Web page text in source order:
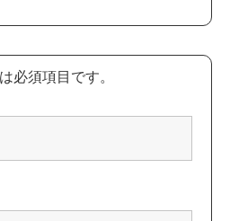
必須項目です。